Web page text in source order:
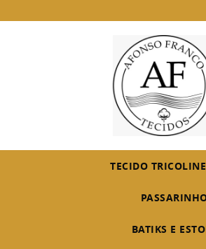
TECIDO TRICOLINE
BATIKS E